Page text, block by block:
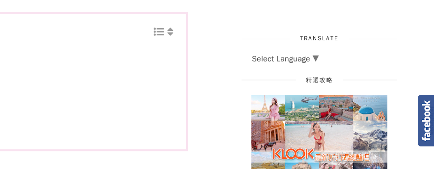
TRANSLATE
Select Language ▼
精選攻略